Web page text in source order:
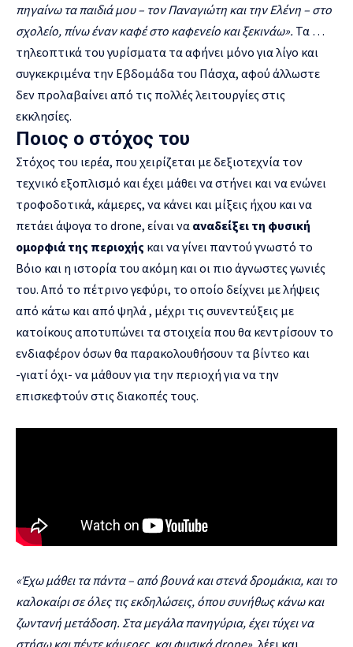
πηγαίνω τα παιδιά μου– τον Παναγιώτη και την Ελένη – στο
σχολείο, πίνω έναν καφέ στο καφενείο και ξεκινάω». Τα …
τηλεοπτικά του γυρίσματα τα αφήνει μόνο για λίγο και
συγκεκριμένα την Εβδομάδα του Πάσχα, αφού άλλωστε
δεν προλαβαίνει από τις πολλές λειτουργίες στις
εκκλησίες.
Ποιος ο στόχος του
Στόχος του ιερέα, που χειρίζεται με δεξιοτεχνία τον
τεχνικό εξοπλισμό και έχει μάθει να στήνει και να ενώνει
τροφοδοτικά, κάμερες, να κάνει και μίξεις ήχου και να
πετάει άψογα το drone, είναι να αναδείξει τη φυσική
ομορφιά της περιοχής και να γίνει παντού γνωστό το
Βόιο και η ιστορία του ακόμη και οι πιο άγνωστες γωνιές
του. Από το πέτρινο γεφύρι, το οποίο δείχνει με λήψεις
από κάτω και από ψηλά , μέχρι τις συνεντεύξεις με
κατοίκους αποτυπώνει τα στοιχεία που θα κεντρίσουν το
ενδιαφέρον όσων θα παρακολουθήσουν τα βίντεο και
-γιατί όχι- να μάθουν για την περιοχή για να την
επισκεφτούν στις διακοπές τους.
«Έχω μάθει τα πάντα– από βουνά και στενά δρομάκια, και το
καλοκαίρι σε όλες τις εκδηλώσεις, όπου συνήθως κάνω και
ζωντανή μετάδοση. Στα μεγάλα πανηγύρια, έχει τύχει να
στήσω και πέντε κάμερες, και φυσικά drone», λέει και